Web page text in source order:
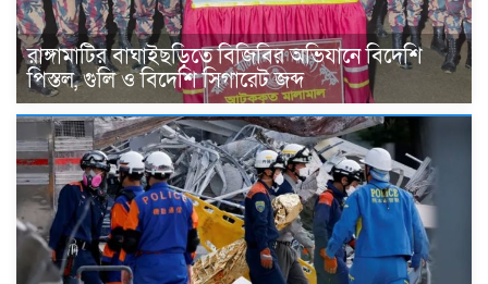
রাঙ্গামাটির বাঘাইছড়িতে বিজিবির অভিযানে বিদেশি
পিস্তল, গুলি ও বিদেশি সিগারেট জব্দ